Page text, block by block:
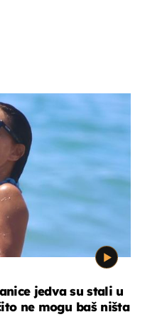
jedva su stali u
ne mogu baš ništa